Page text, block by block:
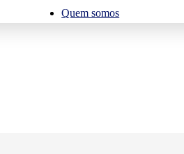
Quem somos